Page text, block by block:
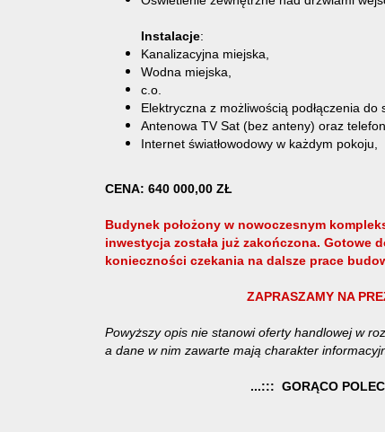
Instalacje:
Kanalizacyjna miejska,
Wodna miejska,
c.o.
Elektryczna z możliwością podłączenia do
Antenowa TV Sat (bez anteny) oraz
Internet światłowodowy w każdym pokoju,
CENA: 640 000,00 ZŁ
Budynek położony w nowoczesnym
inwestycja została już zakończona. Gotowe
konieczności czekania na dalsze prace
ZAPRASZAMY NA
Powyższy opis nie stanowi oferty handlowej w
a dane w nim zawarte mają charakter
...::: GORĄCO